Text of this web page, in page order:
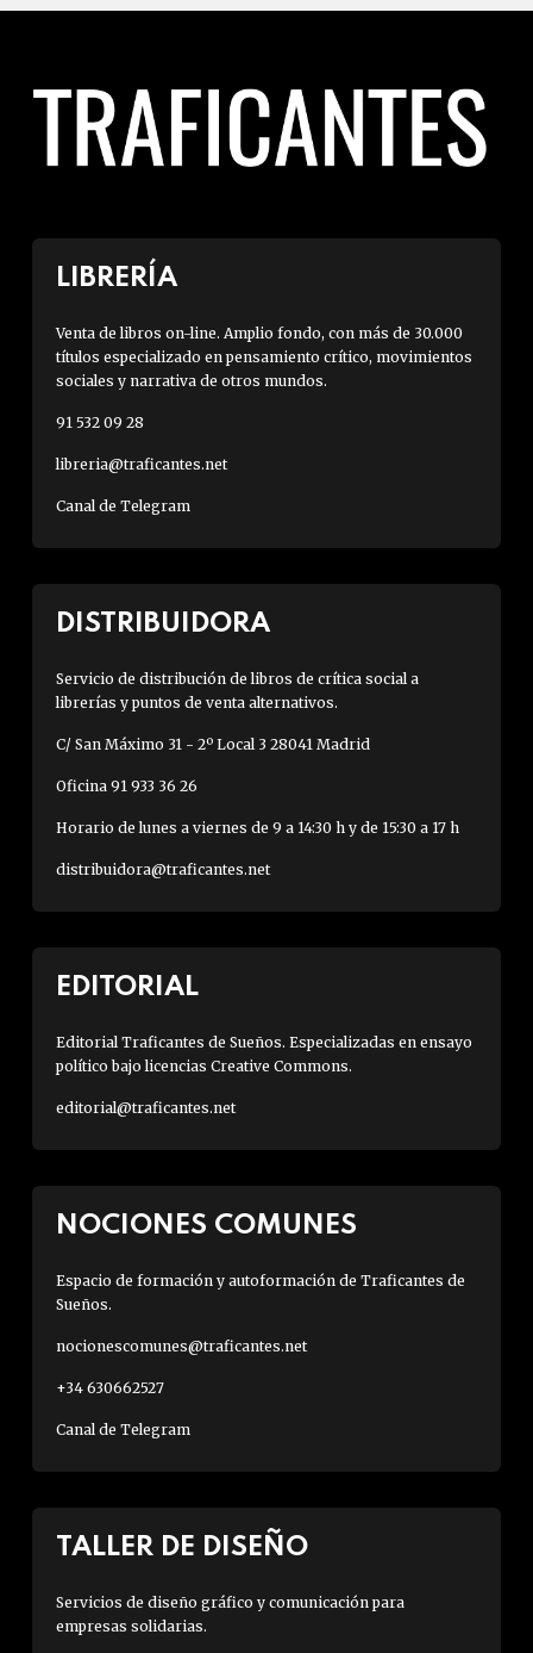
LIBRERÍA
Venta de libros on-line. Amplio fondo, con más de 30.000
títulos especializado en pensamiento crítico, movimientos
sociales y narrativa de otros mundos.
91 532 09 28
libreria@traficantes.net
Canal de Telegram
DISTRIBUIDORA
Servicio de distribución de libros de crítica social a
librerías y puntos de venta alternativos.
C/ San Máximo 31 - 2º Local 3 28041 Madrid
Oficina 91 933 36 26
Horario de lunes a viernes de 9 a 14:30 h y de 15:30 a 17 h
distribuidora@traficantes.net
EDITORIAL
Editorial Traficantes de Sueños. Especializadas en ensayo
político bajo licencias Creative Commons.
editorial@traficantes.net
NOCIONES COMUNES
Espacio de formación y autoformación de Traficantes de
Sueños.
nocionescomunes@traficantes.net
+34 630662527
Canal de Telegram
TALLER DE DISEÑO
Servicios de diseño gráfico y comunicación para
empresas solidarias.